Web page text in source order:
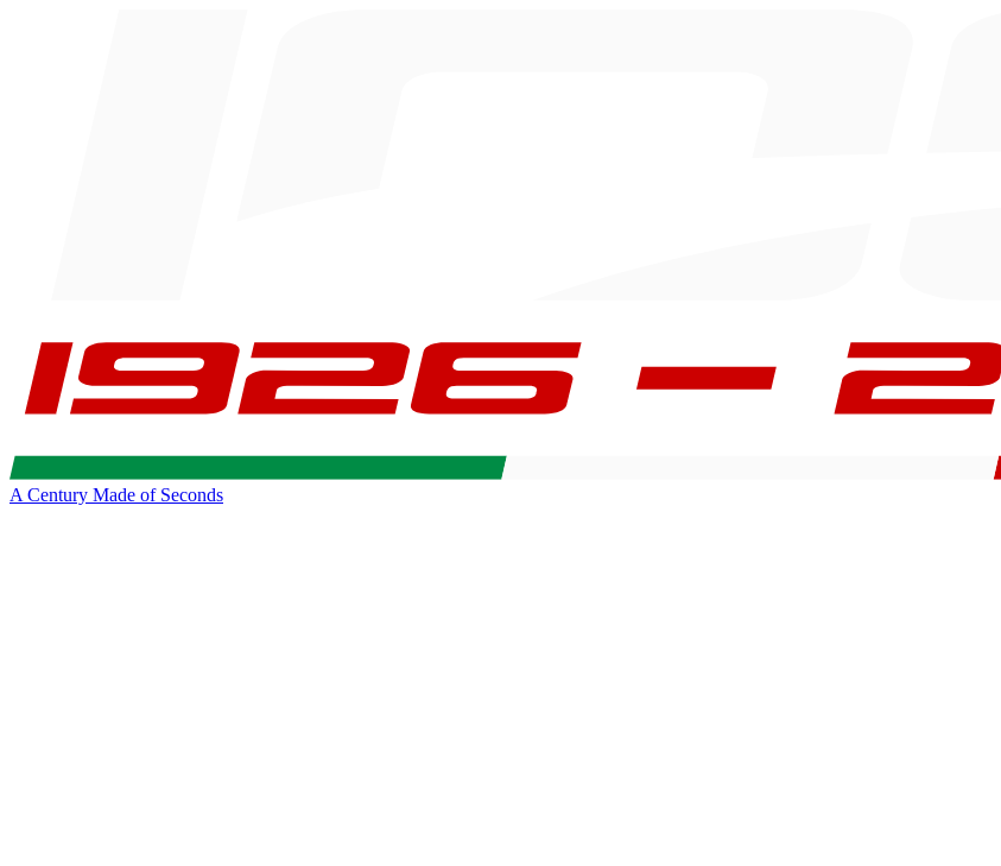
A Century Made of Seconds